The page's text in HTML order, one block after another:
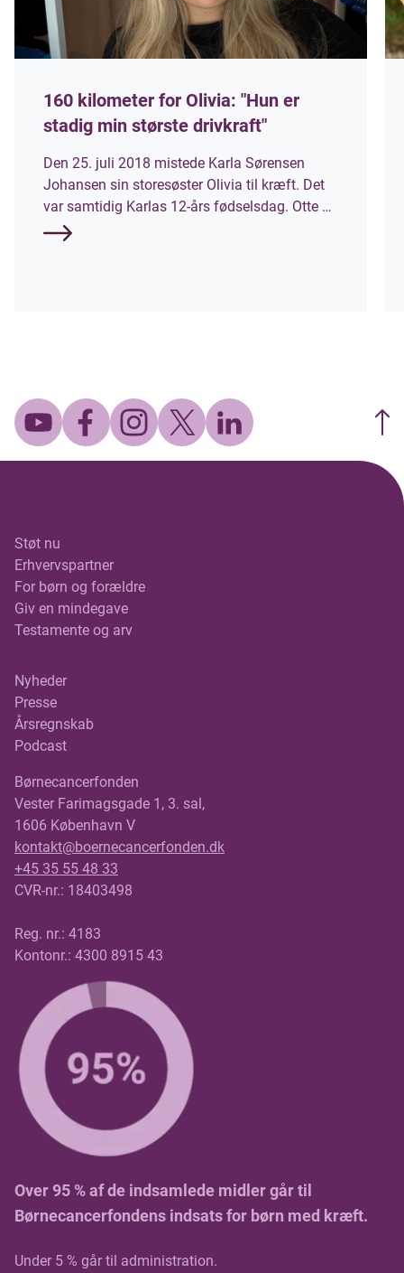
160 kilometer for Olivia: "Hun er
stadig min største drivkraft"
Den 25. juli 2018 mistede Karla Sørensen
Johansen sin storesøster Olivia til kræft. Det
var samtidig Karlas 12-års fødselsdag. Otte år
senere stiller hun til start ved Mors 100 Miles,
Støt nu
Erhvervspartner
For børn og forældre
Giv en mindegave
Testamente og arv
Nyheder
Presse
Årsregnskab
Podcast
Børnecancerfonden
Vester Farimagsgade 1, 3. sal,
1606 København V
kontakt@boernecancerfonden.dk
+45 35 55 48 33
CVR-nr.: 18403498
Reg. nr.: 4183
Kontonr.: 4300 8915 43
Over 95 % af de indsamlede midler går til
Børnecancerfondens indsats for børn med kræft.
Under 5 % går til administration.